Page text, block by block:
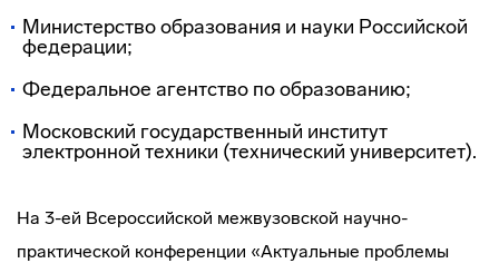
Министерство образования и науки Российской
федерации;
Федеральное агентство по образованию;
Московский государственный институт
электронной техники (технический университет).
На 3-ей Всероссийской межвузовской научно-
практической конференции «Актуальные проблемы